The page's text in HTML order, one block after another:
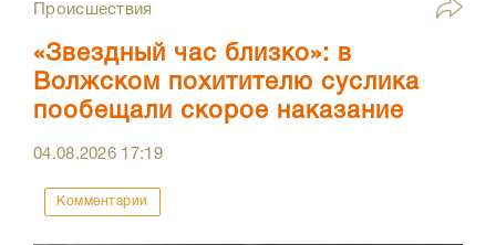
Происшествия
«Звездный час близко»: в
Волжском похитителю суслика
пообещали скорое наказание
04.08.2026 17:19
Комментарии